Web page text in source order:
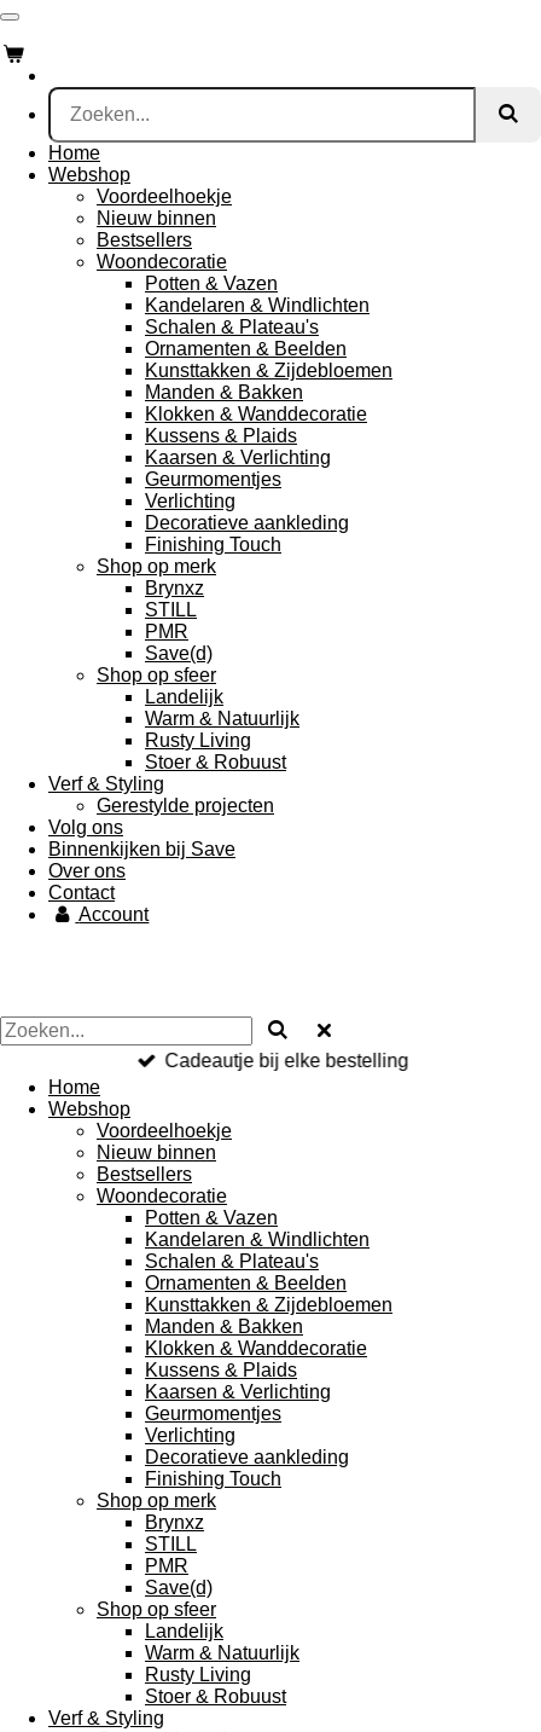
Ga
direct
naar
de
hoofdinhoud
Home
Webshop
Voordeelhoekje
Nieuw binnen
Bestsellers
Woondecoratie
Potten & Vazen
Kandelaren & Windlichten
Schalen & Plateau's
Ornamenten & Beelden
Kunsttakken & Zijdebloemen
Manden & Bakken
Klokken & Wanddecoratie
Kussens & Plaids
Kaarsen & Verlichting
Geurmomentjes
Verlichting
Decoratieve aankleding
Finishing Touch
Shop op merk
Brynxz
STILL
PMR
Save(d)
Shop op sfeer
Landelijk
Warm & Natuurlijk
Rusty Living
Stoer & Robuust
Verf & Styling
Gerestylde projecten
Volg ons
Binnenkijken bij Save
Over ons
Contact
Account
Cadeautje bij elke bestelling
Home
Webshop
Voordeelhoekje
Nieuw binnen
Bestsellers
Woondecoratie
Potten & Vazen
Kandelaren & Windlichten
Schalen & Plateau's
Ornamenten & Beelden
Kunsttakken & Zijdebloemen
Manden & Bakken
Klokken & Wanddecoratie
Kussens & Plaids
Kaarsen & Verlichting
Geurmomentjes
Verlichting
Decoratieve aankleding
Finishing Touch
Shop op merk
Brynxz
STILL
PMR
Save(d)
Shop op sfeer
Landelijk
Warm & Natuurlijk
Rusty Living
Stoer & Robuust
Verf & Styling